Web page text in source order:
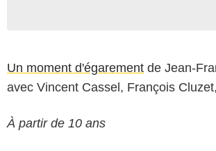
Un moment d'égarement de Jean-
avec Vincent Cassel, François
À partir de 10 ans